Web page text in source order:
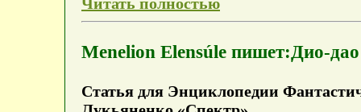
Menelion Elensúle пишет:Дио-дао
Статья для Энциклопедии